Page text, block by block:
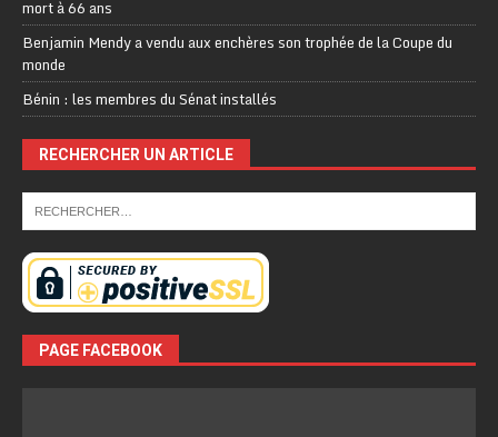
mort à 66 ans
Benjamin Mendy a vendu aux enchères son trophée de la Coupe du
monde
Bénin : les membres du Sénat installés
RECHERCHER UN ARTICLE
PAGE FACEBOOK